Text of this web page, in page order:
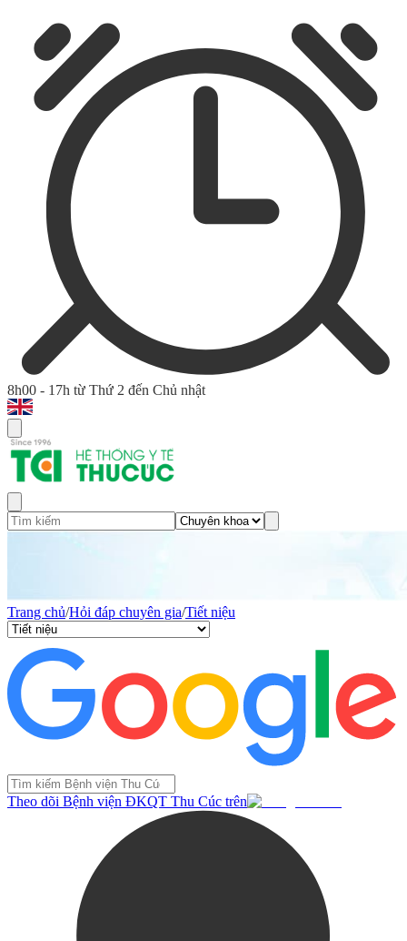
8h00 - 17h từ Thứ 2 đến Chủ nhật
Trang chủ/Hỏi đáp chuyên gia/Tiết niệu
Theo dõi Bệnh viện ĐKQT Thu Cúc trên